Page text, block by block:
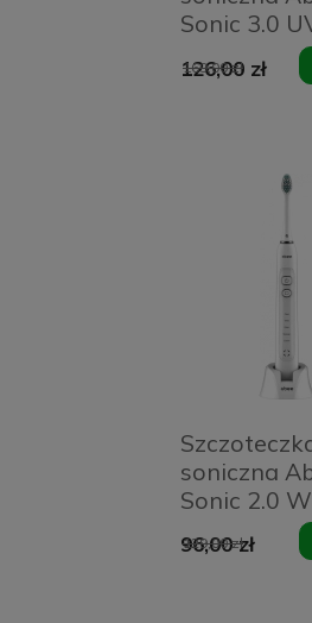
Sonic 3.0
126,00 zł
169,00 zł
soniczna
Sonic 2.0
96,00 zł
129,00 zł